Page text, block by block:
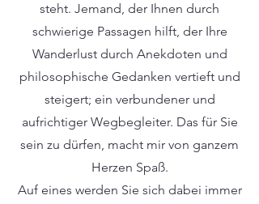
steht. Jemand, der Ihnen durch
schwierige Passagen hilft, der Ihre
Wanderlust durch Anekdoten und
philosophische Gedanken vertieft und
steigert; ein verbundener und
aufrichtiger Wegbegleiter. Das für Sie
sein zu dürfen, macht mir von ganzem
Herzen Spaß.
Auf eines werden Sie sich dabei immer